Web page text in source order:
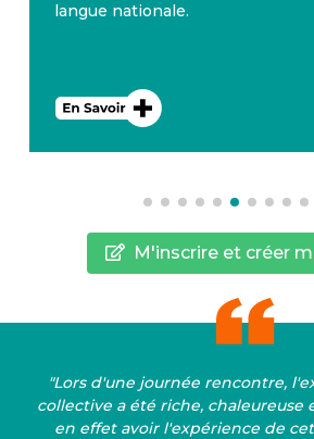
langue nationale.
M'inscrire et créer
"Lors d'une journée rencontre,
collective a été riche, chaleureuse
en effet avoir l'expérience de